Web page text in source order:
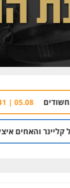
נתפסו
ויפה דיין